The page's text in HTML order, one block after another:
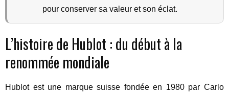
pour conserver sa valeur et son éclat.
L’histoire de Hublot : du début à la
renommée mondiale
Hublot est une marque suisse fondée en 1980 par Carlo